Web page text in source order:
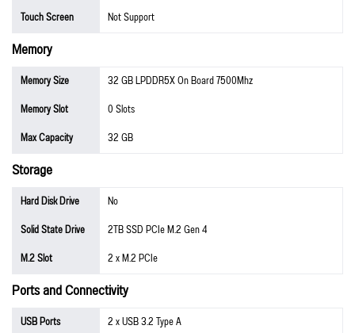
Touch Screen
Not Support
Memory
Memory Size
32 GB LPDDR5X On Board 7500Mhz
Memory Slot
0 Slots
Max Capacity
32 GB
Storage
Hard Disk Drive
No
Solid State Drive
2TB SSD PCIe M.2 Gen 4
M.2 Slot
2 x M.2 PCIe
Ports and Connectivity
USB Ports
2 x USB 3.2 Type A